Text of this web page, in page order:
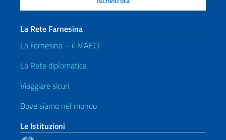
La Rete Farnesina
La Farnesina – il MAECI
La Rete diplomatica
Viaggiare sicuri
Dove siamo nel mondo
Le Istituzioni